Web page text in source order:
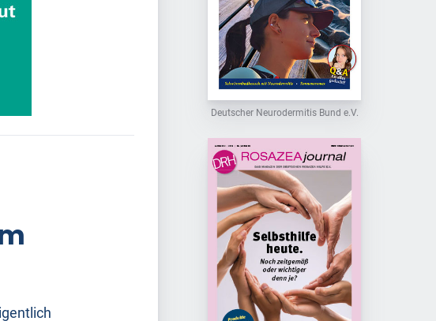
Deutscher Neurodermitis Bund e.V.